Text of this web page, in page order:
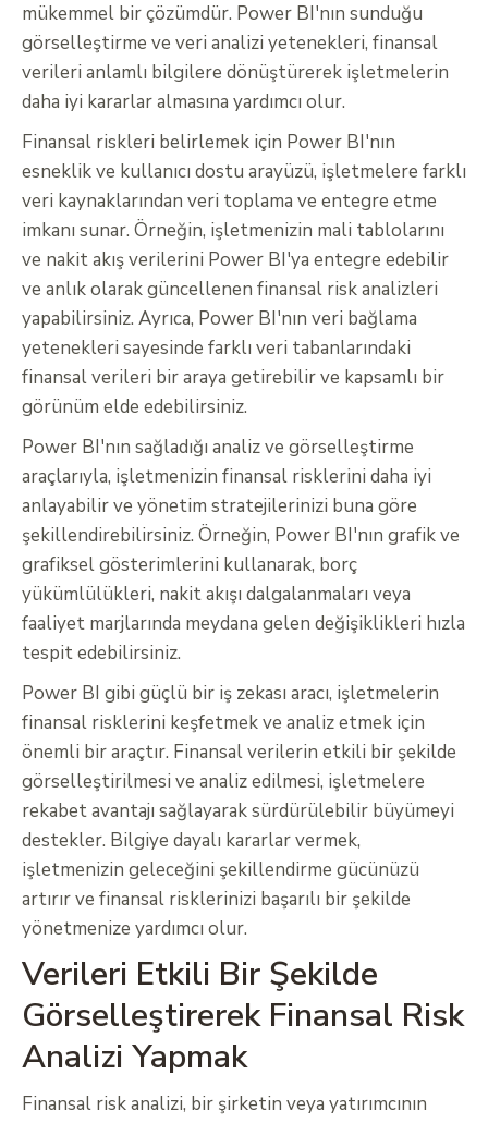
mükemmel bir çözümdür. Power BI'nın sunduğu
görselleştirme ve veri analizi yetenekleri, finansal
verileri anlamlı bilgilere dönüştürerek işletmelerin
daha iyi kararlar almasına yardımcı olur.
Finansal riskleri belirlemek için Power BI'nın
esneklik ve kullanıcı dostu arayüzü, işletmelere farklı
veri kaynaklarından veri toplama ve entegre etme
imkanı sunar. Örneğin, işletmenizin mali tablolarını
ve nakit akış verilerini Power BI'ya entegre edebilir
ve anlık olarak güncellenen finansal risk analizleri
yapabilirsiniz. Ayrıca, Power BI'nın veri bağlama
yetenekleri sayesinde farklı veri tabanlarındaki
finansal verileri bir araya getirebilir ve kapsamlı bir
görünüm elde edebilirsiniz.
Power BI'nın sağladığı analiz ve görselleştirme
araçlarıyla, işletmenizin finansal risklerini daha iyi
anlayabilir ve yönetim stratejilerinizi buna göre
şekillendirebilirsiniz. Örneğin, Power BI'nın grafik ve
grafiksel gösterimlerini kullanarak, borç
yükümlülükleri, nakit akışı dalgalanmaları veya
faaliyet marjlarında meydana gelen değişiklikleri hızla
tespit edebilirsiniz.
Power BI gibi güçlü bir iş zekası aracı, işletmelerin
finansal risklerini keşfetmek ve analiz etmek için
önemli bir araçtır. Finansal verilerin etkili bir şekilde
görselleştirilmesi ve analiz edilmesi, işletmelere
rekabet avantajı sağlayarak sürdürülebilir büyümeyi
destekler. Bilgiye dayalı kararlar vermek,
işletmenizin geleceğini şekillendirme gücünüzü
artırır ve finansal risklerinizi başarılı bir şekilde
yönetmenize yardımcı olur.
Verileri Etkili Bir Şekilde
Görselleştirerek Finansal Risk
Analizi Yapmak
Finansal risk analizi, bir şirketin veya yatırımcının